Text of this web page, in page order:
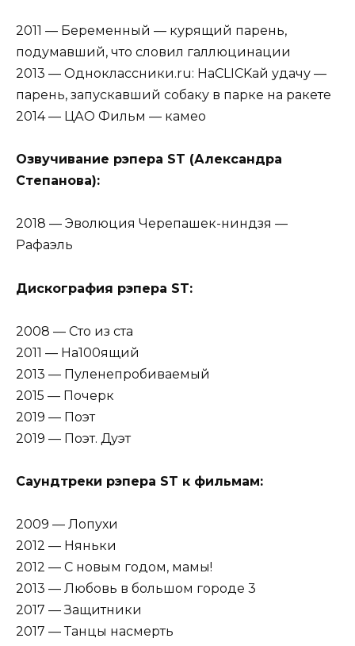
2011 — Беременный — курящий парень,
подумавший, что словил галлюцинации
2013 — Одноклассники.ru: НаCLICKай удачу —
парень, запускавший собаку в парке на ракете
2014 — ЦАО Фильм — камео
Озвучивание рэпера ST (Александра
Степанова):
2018 — Эволюция Черепашек-ниндзя —
Рафаэль
Дискография рэпера ST:
2008 — Сто из ста
2011 — На100ящий
2013 — Пуленепробиваемый
2015 — Почерк
2019 — Поэт
2019 — Поэт. Дуэт
Саундтреки рэпера ST к фильмам:
2009 — Лопухи
2012 — Няньки
2012 — С новым годом, мамы!
2013 — Любовь в большом городе 3
2017 — Защитники
2017 — Танцы насмерть